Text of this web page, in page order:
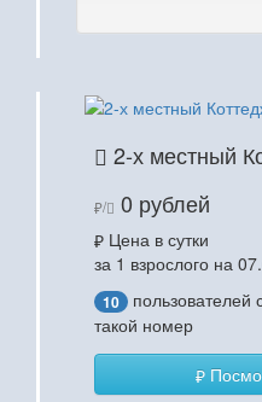
2-х местный
/ 0 рублей
Цена в сутки
за 1 взрослого на
10
пользователей
такой номер